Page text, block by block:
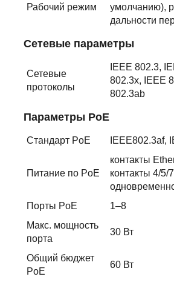
Рабочий режим
умолчанию),
дальности
Сетевые параметры
Сетевые
протоколы
IEEE 802.3,
802.3x, IEEE
802.3ab
Параметры PoE
Стандарт PoE IEEE802.3af,
Питание по PoE
контакты
контакты 4/5/
Порты PoE
1–8
Макс. мощность
порта
30 Вт
Общий бюджет
PoE
60 Вт